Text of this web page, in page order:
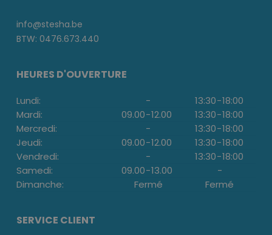
info@stesha.be
BTW: 0476.673.440
HEURES D'OUVERTURE
Lundi: - 13:30-18:00
Mardi:
09.00-12.00 13:30-18:00
Mercredi:
- 13:30-18:00
Jeudi:
09.00-12.00 13:30-18:00
Vendredi:
- 13:30-18:00
Samedi:
09.00-13.00
-
Dimanche:
Fermé Fermé
SERVICE CLIENT